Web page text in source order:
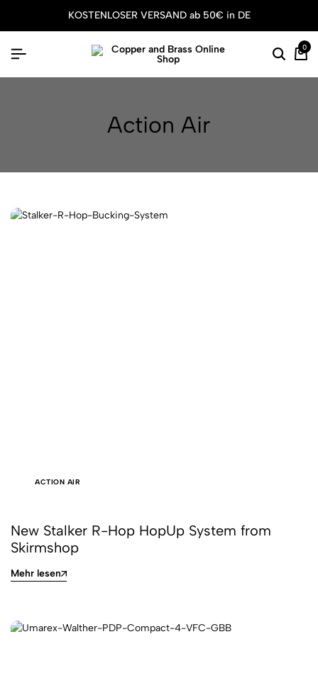
KOSTENLOSER VERSAND ab 50€ in DE
0
Action Air
ACTION AIR
New Stalker R-Hop HopUp System from
Skirmshop
Mehr lesen